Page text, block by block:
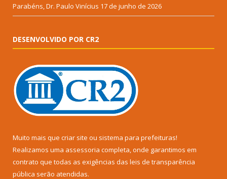
Parabéns, Dr. Paulo Vinícius 17 de junho de 2026
DESENVOLVIDO POR CR2
Muito mais que criar site ou sistema para prefeituras!
Realizamos uma assessoria completa, onde garantimos em
contrato que todas as exigências das leis de transparência
pública serão atendidas.